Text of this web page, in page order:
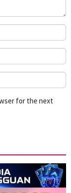
for the next